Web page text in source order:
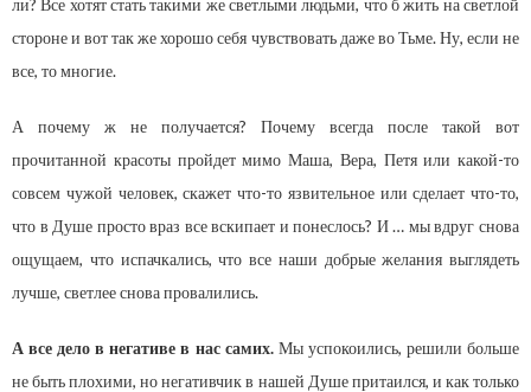
стороне и вот так же хорошо себя чувствовать даже во Тьме. Ну, если не
все, то многие.
А почему ж не получается? Почему всегда после такой вот
прочитанной красоты пройдет мимо Маша, Вера, Петя или какой-то
совсем чужой человек, скажет что-то язвительное или сделает что-то,
что в Душе просто враз все вскипает и понеслось? И … мы вдруг снова
ощущаем, что испачкались, что все наши добрые желания выглядеть
лучше, светлее снова провалились.
А все дело в негативе в нас самих.Мы успокоились, решили больше
не быть плохими, но негативчик в нашей Душе притаился, и как только